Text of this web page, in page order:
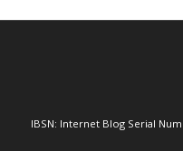
IBSN: Internet Blog Serial